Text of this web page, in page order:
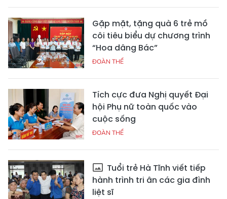
Gặp mặt, tặng quà 6 trẻ mồ
côi tiêu biểu dự chương trình
“Hoa dâng Bác”
ĐOÀN THỂ
Tích cực đưa Nghị quyết Đại
hội Phụ nữ toàn quốc vào
cuộc sống
ĐOÀN THỂ
Tuổi trẻ Hà Tĩnh viết tiếp
hành trình tri ân các gia đình
liệt sĩ